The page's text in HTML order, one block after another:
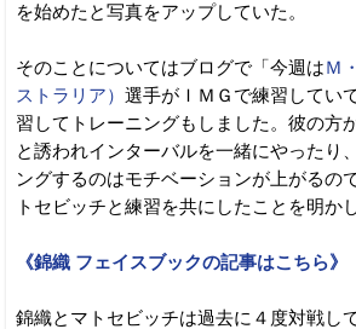
を始めたと写真をアップしていた。
そのことについてはブログで「今週はＭ
ストラリア） 選手がＩＭＧで練習してい
習してトレーニングもしました。彼の方
と誘われインターバルを一緒にやったり
ングするのはモチベーションが上がるの
トセビッチと練習を共にしたことを明か
《錦織 フェイスブックの記事はこちら》
錦織とマトセビッチは過去に４度対戦し